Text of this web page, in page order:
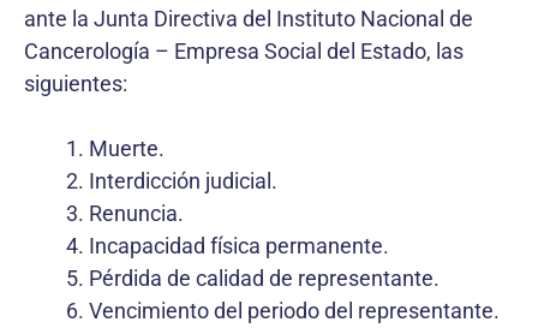
ante la Junta Directiva del Instituto Nacional de
Cancerología – Empresa Social del Estado, las
siguientes:
Muerte.
Interdicción judicial.
Renuncia.
Incapacidad física permanente.
Pérdida de calidad de representante.
Vencimiento del periodo del representante.